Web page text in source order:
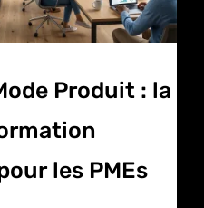
Produit : la
les PMEs